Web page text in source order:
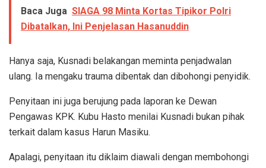
Baca Juga SIAGA 98 Minta Kortas Tipikor Polri
Dibatalkan, Ini Penjelasan Hasanuddin
Hanya saja, Kusnadi belakangan meminta penjadwalan
ulang. Ia mengaku trauma dibentak dan dibohongi penyidik.
Penyitaan ini juga berujung pada laporan ke Dewan
Pengawas KPK. Kubu Hasto menilai Kusnadi bukan pihak
terkait dalam kasus Harun Masiku.
Apalagi, penyitaan itu diklaim diawali dengan membohongi